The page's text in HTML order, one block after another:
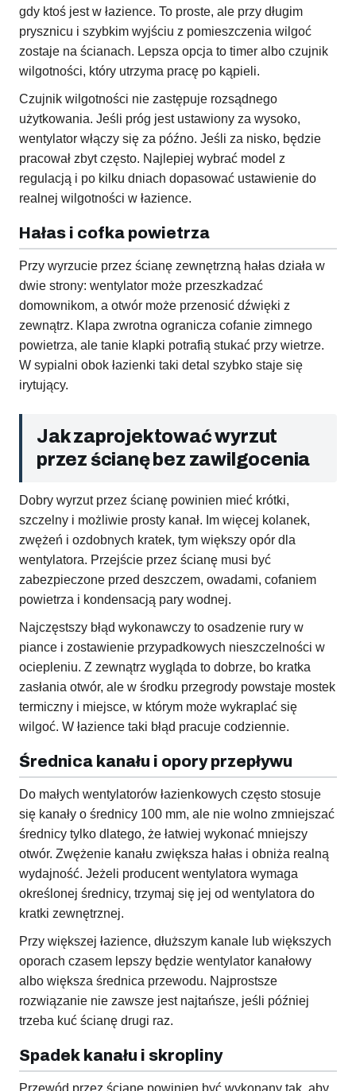
gdy ktoś jest w łazience. To proste, ale przy długim
prysznicu i szybkim wyjściu z pomieszczenia wilgoć
zostaje na ścianach. Lepsza opcja to timer albo czujnik
wilgotności, który utrzyma pracę po kąpieli.
Czujnik wilgotności nie zastępuje rozsądnego
użytkowania. Jeśli próg jest ustawiony za wysoko,
wentylator włączy się za późno. Jeśli za nisko, będzie
pracował zbyt często. Najlepiej wybrać model z
regulacją i po kilku dniach dopasować ustawienie do
realnej wilgotności w łazience.
Hałas i cofka powietrza
Przy wyrzucie przez ścianę zewnętrzną hałas działa w
dwie strony: wentylator może przeszkadzać
domownikom, a otwór może przenosić dźwięki z
zewnątrz. Klapa zwrotna ogranicza cofanie zimnego
powietrza, ale tanie klapki potrafią stukać przy wietrze.
W sypialni obok łazienki taki detal szybko staje się
irytujący.
Jak zaprojektować wyrzut
przez ścianę bez zawilgocenia
Dobry wyrzut przez ścianę powinien mieć krótki,
szczelny i możliwie prosty kanał. Im więcej kolanek,
zwężeń i ozdobnych kratek, tym większy opór dla
wentylatora. Przejście przez ścianę musi być
zabezpieczone przed deszczem, owadami, cofaniem
powietrza i kondensacją pary wodnej.
Najczęstszy błąd wykonawczy to osadzenie rury w
piance i zostawienie przypadkowych nieszczelności w
ociepleniu. Z zewnątrz wygląda to dobrze, bo kratka
zasłania otwór, ale w środku przegrody powstaje mostek
termiczny i miejsce, w którym może wykraplać się
wilgoć. W łazience taki błąd pracuje codziennie.
Średnica kanału i opory przepływu
Do małych wentylatorów łazienkowych często stosuje
się kanały o średnicy 100 mm, ale nie wolno zmniejszać
średnicy tylko dlatego, że łatwiej wykonać mniejszy
otwór. Zwężenie kanału zwiększa hałas i obniża realną
wydajność. Jeżeli producent wentylatora wymaga
określonej średnicy, trzymaj się jej od wentylatora do
kratki zewnętrznej.
Przy większej łazience, dłuższym kanale lub większych
oporach czasem lepszy będzie wentylator kanałowy
albo większa średnica przewodu. Najprostsze
rozwiązanie nie zawsze jest najtańsze, jeśli później
trzeba kuć ścianę drugi raz.
Spadek kanału i skropliny